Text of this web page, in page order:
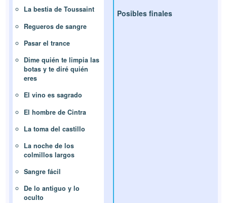
La bestia de Toussaint
Regueros de sangre
Pasar el trance
Dime quién te limpia las
botas y te diré quién
eres
El vino es sagrado
El hombre de Cintra
La toma del castillo
La noche de los
colmillos largos
Sangre fácil
De lo antiguo y lo
oculto
Posibles finales